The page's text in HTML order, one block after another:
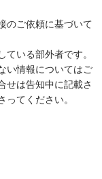
のご依頼に基づいて
いる部外者です。
い情報についてはご
せは告知中に記載さ
てください。